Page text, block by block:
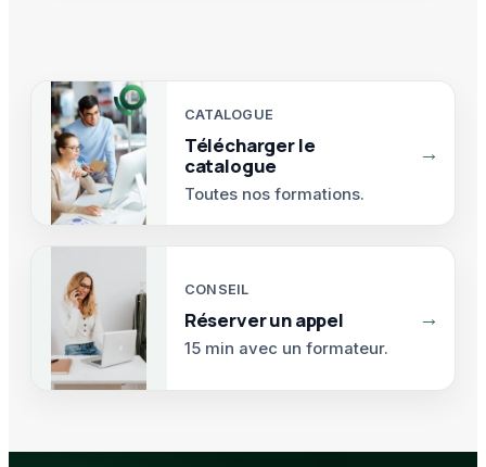
CATALOGUE
Télécharger le
catalogue
Toutes nos formations.
→
CONSEIL
Réserver un appel
15 min avec un formateur.
→